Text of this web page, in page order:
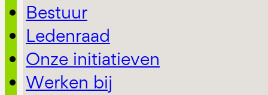
Bestuur
Ledenraad
Onze initiatieven
Werken bij